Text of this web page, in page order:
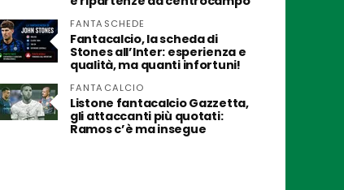
FANTASCHEDE
Fantacalcio, la scheda di
Stones all’Inter: esperienza e
qualità, ma quanti infortuni!
FANTACALCIO
Listone fantacalcio Gazzetta,
gli attaccanti più quotati:
Ramos c’è ma insegue